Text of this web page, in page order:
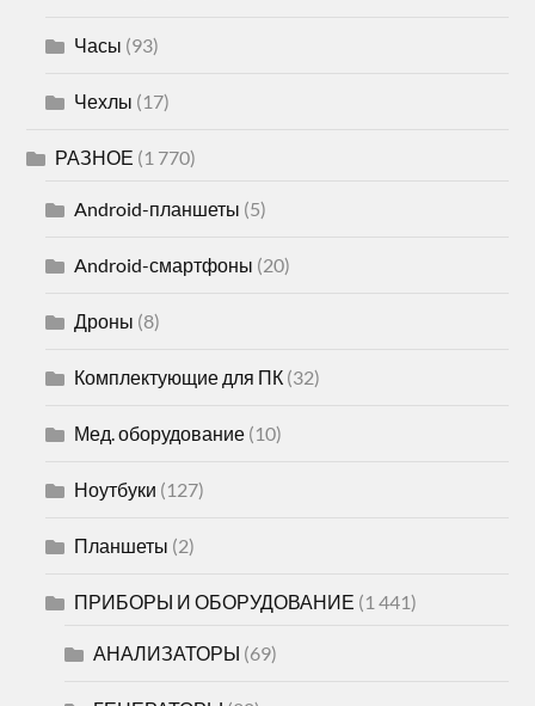
Часы (93)
Чехлы (17)
РАЗНОЕ (1 770)
Android-планшеты (5)
Android-смартфоны (20)
Дроны (8)
Комплектующие для ПК (32)
Мед. оборудование (10)
Ноутбуки (127)
Планшеты (2)
ПРИБОРЫ И ОБОРУДОВАНИЕ (1 441)
АНАЛИЗАТОРЫ (69)